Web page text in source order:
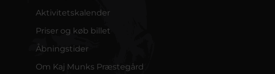
Aktivitetskalender
Priser og køb billet
Åbningstider
Om Kaj Munks Præstegård